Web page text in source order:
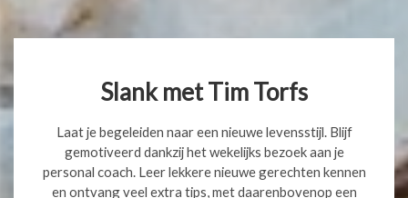
Slank met Tim Torfs
Laat je begeleiden naar een nieuwe levensstijl. Blijf
gemotiveerd dankzij het wekelijks bezoek aan je
personal coach. Leer lekkere nieuwe gerechten kennen
en ontvang veel extra tips, met daarenbovenop een